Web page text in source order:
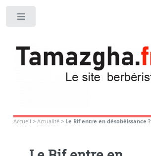
Accueil > Actualité> Le Rif entre en désobéissance ?